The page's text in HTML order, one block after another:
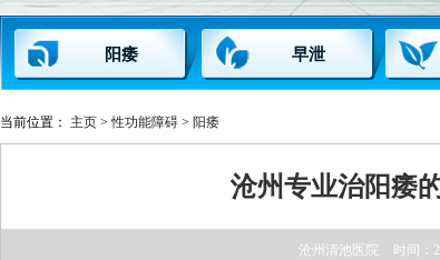
阳痿 早泄
当前位置： 主页 >性功能障碍 > 阳痿
沧州专业治阳痿
沧州清池医院 时间：